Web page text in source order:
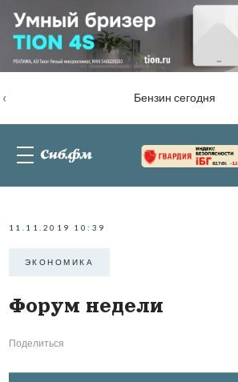
Бензин сегодня
‹
82.76% -1.2
11.11.2019 10:39
ЭКОНОМИКА
Форум недели
Поделиться